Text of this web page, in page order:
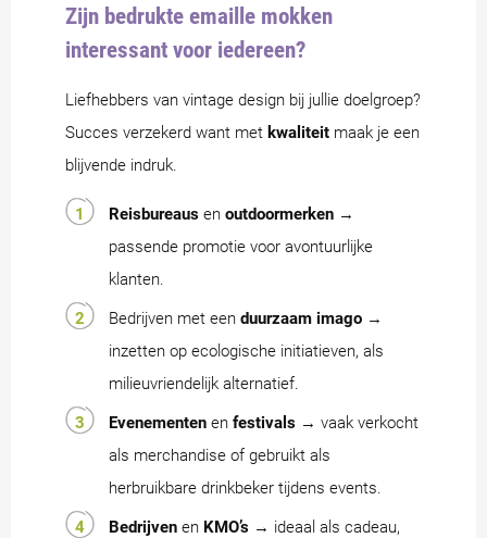
Zijn bedrukte emaille mokken
interessant voor iedereen?
Liefhebbers van vintage design bij jullie doelgroep?
Succes verzekerd want met kwaliteit maak je een
blijvende indruk.
Reisbureaus en outdoormerken →
passende promotie voor avontuurlijke
klanten.
Bedrijven met een duurzaam imago →
inzetten op ecologische initiatieven, als
milieuvriendelijk alternatief.
Evenementen en festivals → vaak verkocht
als merchandise of gebruikt als
herbruikbare drinkbeker tijdens events.
Bedrijven en KMO’s → ideaal als cadeau,